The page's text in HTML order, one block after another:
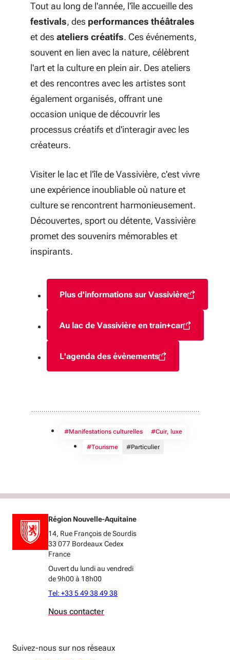
Tout au long de l'année, l'île accueille des
festivals, des performances théâtrales
et des ateliers créatifs. Ces événements,
souvent en lien avec la nature, célèbrent
l'art et la culture en plein air. Des ateliers
et des rencontres avec les artistes sont
également organisés, offrant une
occasion unique de découvrir les
processus créatifs et d'interagir avec les
créateurs.
Visiter le lac et l'île de Vassivière, c'est vivre
une expérience inoubliable où nature et
culture se rencontrent harmonieusement.
Découvertes, sport ou détente, Vassivière
promet des souvenirs mémorables et
inspirants.
Plus d'informations sur Vassivière
(S'ouvre dans une
Au lac de Vassivière en train+car
(S'ouvre dans une nouvelle
L'agenda des évènements
(S'ouvre dans une nouvelle
#Manifestations culturelles #Cuir, luxe
#Tourisme #Particulier
Région Nouvelle-Aquitaine
14, Rue François de Sourdis
33 077 Bordeaux Cedex
France
Ouvert du lundi au vendredi
de 9h00 à 18h00
Tel: +33 5 49 38 49 38
Nous contacter
Suivez-nous sur nos réseaux